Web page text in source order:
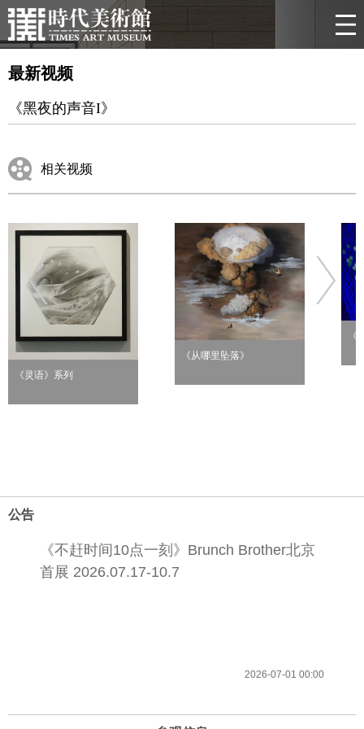
最新视频
《黑夜的声音I》
相关视频
《灵语》系列
《从哪里坠落》
《
公告
《不赶时间10点一刻》Brunch Brother北京
首展 2026.07.17-10.7
2026-07-01 00:00